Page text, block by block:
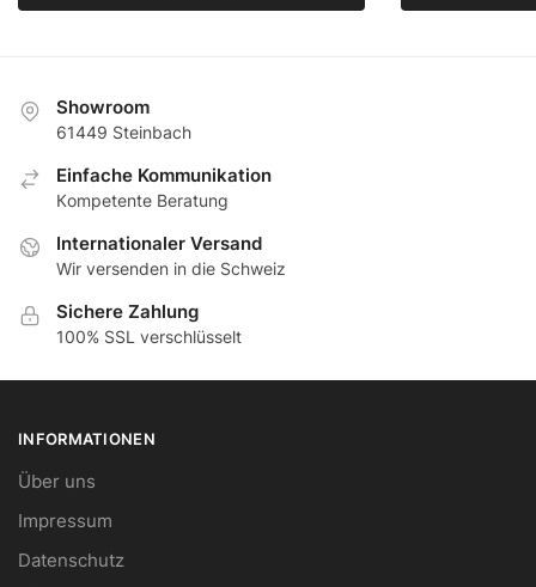
Showroom
61449 Steinbach
Еinfache Kommunikation
Кompetente Beratung
Internationaler Versand
Wir versenden in die Schweiz
Sichere Zahlung
100% SSL verschlüsselt
INFORMATIONEN
Über uns
Impressum
Datenschutz